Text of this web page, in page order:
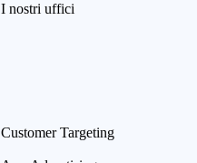
I nostri uffici
Customer Targeting